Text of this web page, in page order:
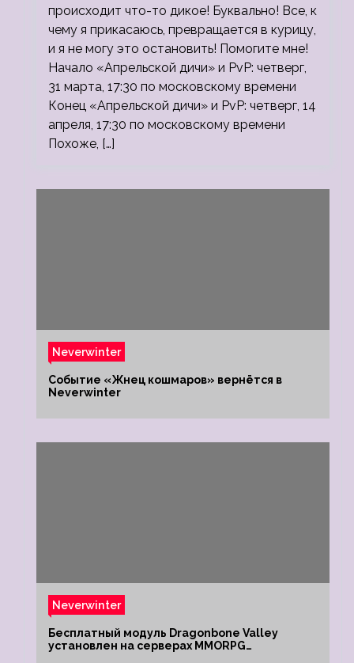
происходит что-то дикое! Буквально! Все, к
чему я прикасаюсь, превращается в курицу,
и я не могу это остановить! Помогите мне!
Начало «Апрельской дичи» и PvP: четверг,
31 марта, 17:30 по московскому времени
Конец «Апрельской дичи» и PvP: четверг, 14
апреля, 17:30 по московскому времени
Похоже, […]
Neverwinter
Событие «Жнец кошмаров» вернётся в
Neverwinter
Neverwinter
Бесплатный модуль Dragonbone Valley
установлен на серверах MMORPG